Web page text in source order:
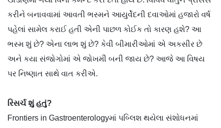
કરીને બનાવવામાં આવતી ભસ્મને આયુર્વેદની દવાઓમાં હજારો વર્ષ
પહેલાં સામેલ કરાઈ હતી એની પાછળ કોઈક તો કારણ હશે? આ
ભસ્મ શું છે? એના લાભ શું છે? કેવી બીમારીઓમાં એ અકસીર છે
અને કયા સંજોગોમાં એ જોખમી બની જાય છે? આજે આ વિષય
પર નિષ્ણાત સાથે વાત કરીએ.
રિસર્ચ શું હતું?
Frontiers in Gastroenterologyમાં પબ્લિશ થયેલા સંશોધનમાં